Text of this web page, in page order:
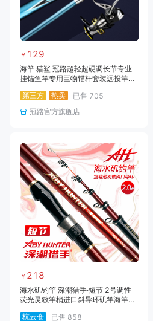
￥ 129
海竿 猎鲨 冠路超轻超硬调长节专业
挂锚鱼竿专用巨物锚杆套装远投竿抛
杆锚
第三方 热卖 已售 705
冠路官方旗舰店
￥ 218
海水矶钓竿 深潮猎手·短节 2号调性
荧光灵敏竿梢进口斜导环矶竿海竿船
杭云仓
已售 858